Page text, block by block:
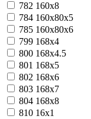
782 160x8
784 160x80x5
785 160x80x6
799 168х4
800 168х4.5
801 168х5
802 168х6
803 168х7
804 168х8
810 16х1